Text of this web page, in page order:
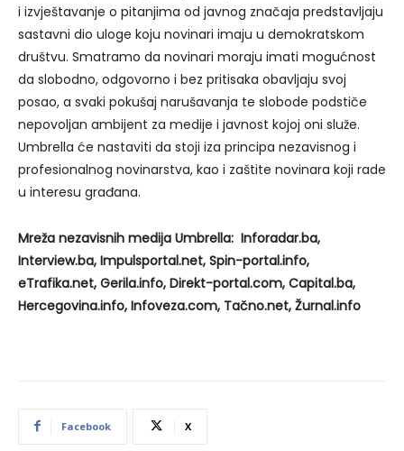
i izvještavanje o pitanjima od javnog značaja predstavljaju
sastavni dio uloge koju novinari imaju u demokratskom
društvu. Smatramo da novinari moraju imati mogućnost
da slobodno, odgovorno i bez pritisaka obavljaju svoj
posao, a svaki pokušaj narušavanja te slobode podstiče
nepovoljan ambijent za medije i javnost kojoj oni služe.
Umbrella će nastaviti da stoji iza principa nezavisnog i
profesionalnog novinarstva, kao i zaštite novinara koji rade
u interesu građana.
Mreža nezavisnih medija Umbrella: Inforadar.ba,
Interview.ba, Impulsportal.net, Spin-portal.info,
eTrafika.net, Gerila.info, Direkt-portal.com, Capital.ba,
Hercegovina.info, Infoveza.com, Tačno.net, Žurnal.info
Facebook X